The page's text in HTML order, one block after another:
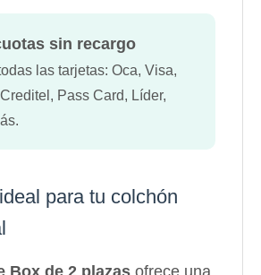
sin recargo
las tarjetas: Oca, Visa,
Pass Card, Líder,
para tu colchón